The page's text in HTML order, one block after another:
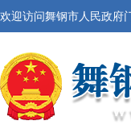
欢迎访问舞钢市人民政府